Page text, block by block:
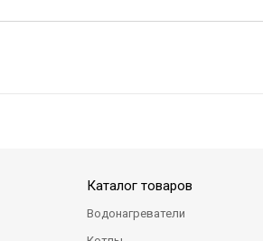
Каталог товаров
Водонагреватели